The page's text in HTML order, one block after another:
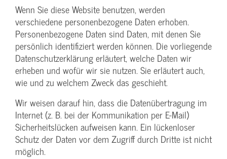
Wenn Sie diese Website benutzen, werden
verschiedene personenbezogene Daten erhoben.
Personenbezogene Daten sind Daten, mit denen Sie
persönlich identifiziert werden können. Die vorliegende
Datenschutzerklärung erläutert, welche Daten wir
erheben und wofür wir sie nutzen. Sie erläutert auch,
wie und zu welchem Zweck das geschieht.
Wir weisen darauf hin, dass die Datenübertragung im
Internet (z. B. bei der Kommunikation per E-Mail)
Sicherheitslücken aufweisen kann. Ein lückenloser
Schutz der Daten vor dem Zugriff durch Dritte ist nicht
möglich.